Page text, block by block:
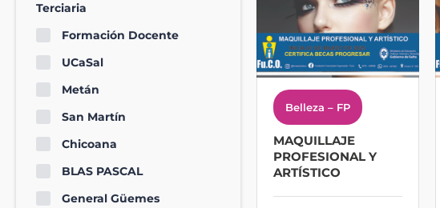
Terciaria
Formación Docente
UCaSal
Metán
San Martín
Chicoana
BLAS PASCAL
General Güemes
Belleza – FP
MAQUILLAJE
PROFESIONAL Y
ARTÍSTICO